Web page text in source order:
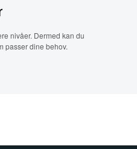
nivåer. Dermed kan du
passer dine behov.